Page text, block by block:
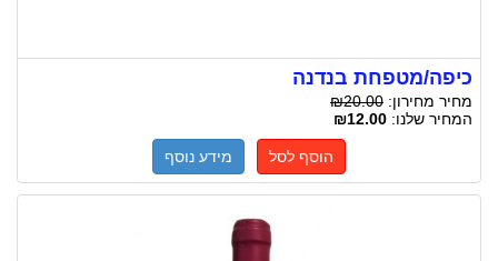
כיפה/מטפחת בנדנה
מחיר מחירון: ₪20.00
המחיר שלנו: ₪12.00
הוסף לסל מידע נוסף